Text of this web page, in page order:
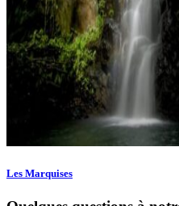
Les Marquises